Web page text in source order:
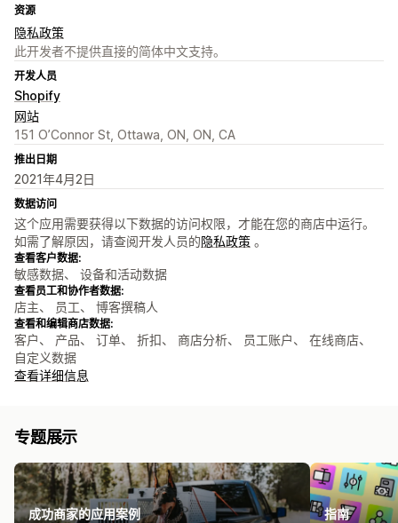
资源
隐私政策
此开发者不提供直接的简体中文支持。
开发人员
Shopify
网站
151 O’Connor St, Ottawa, ON, ON, CA
推出日期
2021年4月2日
数据访问
这个应用需要获得以下数据的访问权限，才能在您的商店中运行。
如需了解原因，请查阅开发人员的隐私政策 。
查看客户数据:
敏感数据、 设备和活动数据
查看员工和协作者数据:
店主、 员工、 博客撰稿人
查看和编辑商店数据:
客户、 产品、 订单、 折扣、 商店分析、 员工账户、 在线商店、
自定义数据
查看详细信息
专题展示
成功商家的应用案例 指南